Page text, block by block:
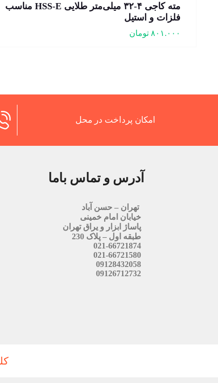
مته کاجی ۴-۳۲ میلی‌متر طلایی HSS-E مناسب
فلزات و استیل
۸۰۱.۰۰۰ تومان
امکان پرداخت در محل
آدرس و تماس باما
تهران – حسن آباد
خیابان امام خمینی
پاساژ ابزار و یراق تهران
طبقه اول – پلاک 230
021-66721874
021-66721580
09128432058
09126712732